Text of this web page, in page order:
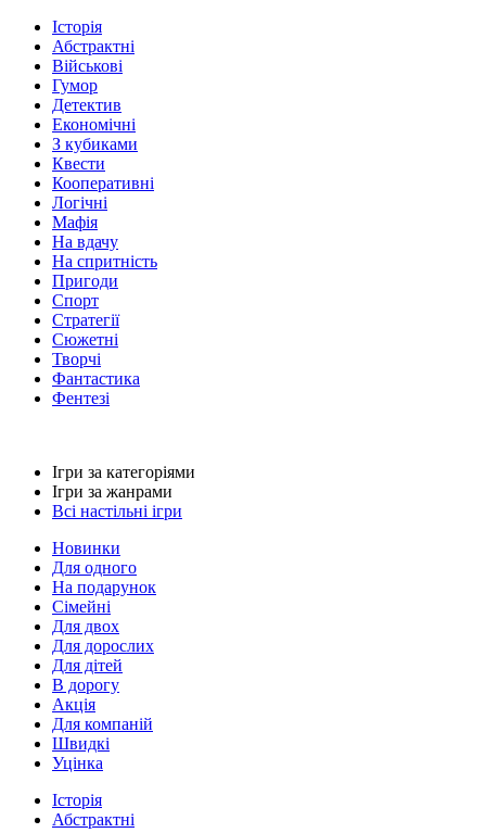
Історія
Абстрактні
Військові
Гумор
Детектив
Економічні
З кубиками
Квести
Кооперативні
Логічні
Мафія
На вдачу
На спритність
Пригоди
Спорт
Стратегії
Сюжетні
Творчі
Фантастика
Фентезі
Ігри за категоріями
Ігри за жанрами
Всі настільні ігри
Новинки
Для одного
На подарунок
Сімейні
Для двох
Для дорослих
Для дітей
В дорогу
Акція
Для компаній
Швидкі
Уцінка
Історія
Абстрактні